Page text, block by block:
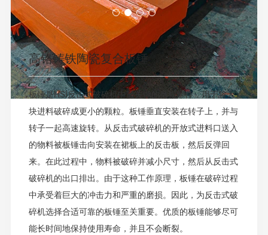
高铬铸铁陶瓷复合板锤
板锤是HSI反击式破碎机中最关键的磨损部件，用于将大
块进料破碎成更小的颗粒。板锤垂直安装在转子上，并与
转子一起高速旋转。从反击式破碎机的开放式进料口送入
的物料被板锤击向安装在裙板上的反击板，然后反弹回
来。在此过程中，物料被破碎并减小尺寸，然后从反击式
破碎机的出口排出。由于这种工作原理，板锤在破碎过程
中承受着巨大的冲击力和严重的磨损。因此，为反击式破
碎机选择合适可靠的板锤至关重要。优质的板锤能够尽可
能长时间地保持使用寿命，并且不会断裂。